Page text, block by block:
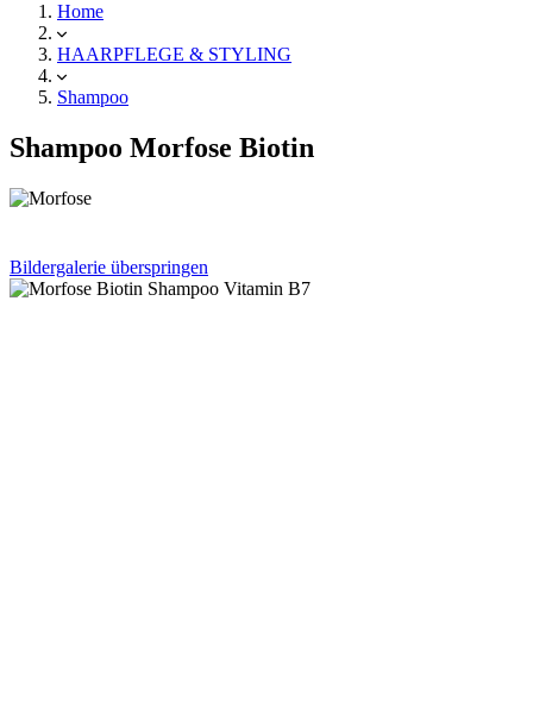
Home
HAARPFLEGE & STYLING
Shampoo
Shampoo Morfose Biotin
Bildergalerie überspringen